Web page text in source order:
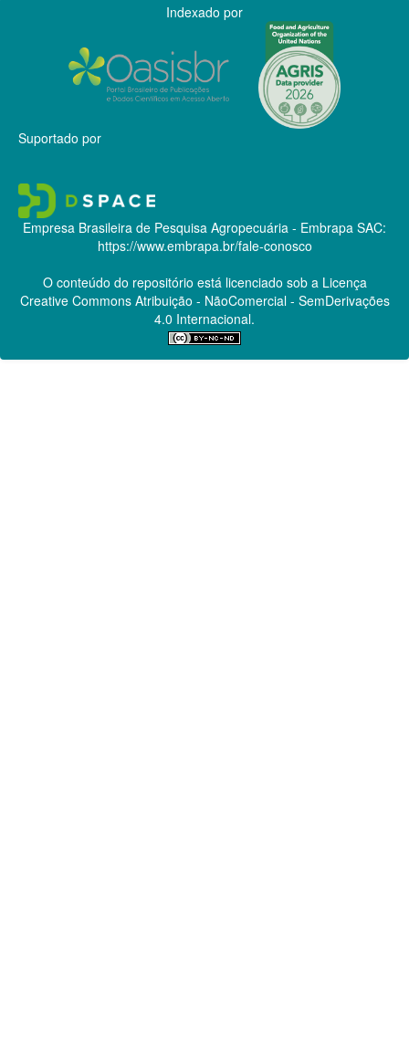
Indexado por
Suportado por
Empresa Brasileira de Pesquisa Agropecuária - Embrapa SAC:
https://www.embrapa.br/fale-conosco
O conteúdo do repositório está licenciado sob a Licença
Creative CommonsAtribuição - NãoComercial - SemDerivações
4.0 Internacional.